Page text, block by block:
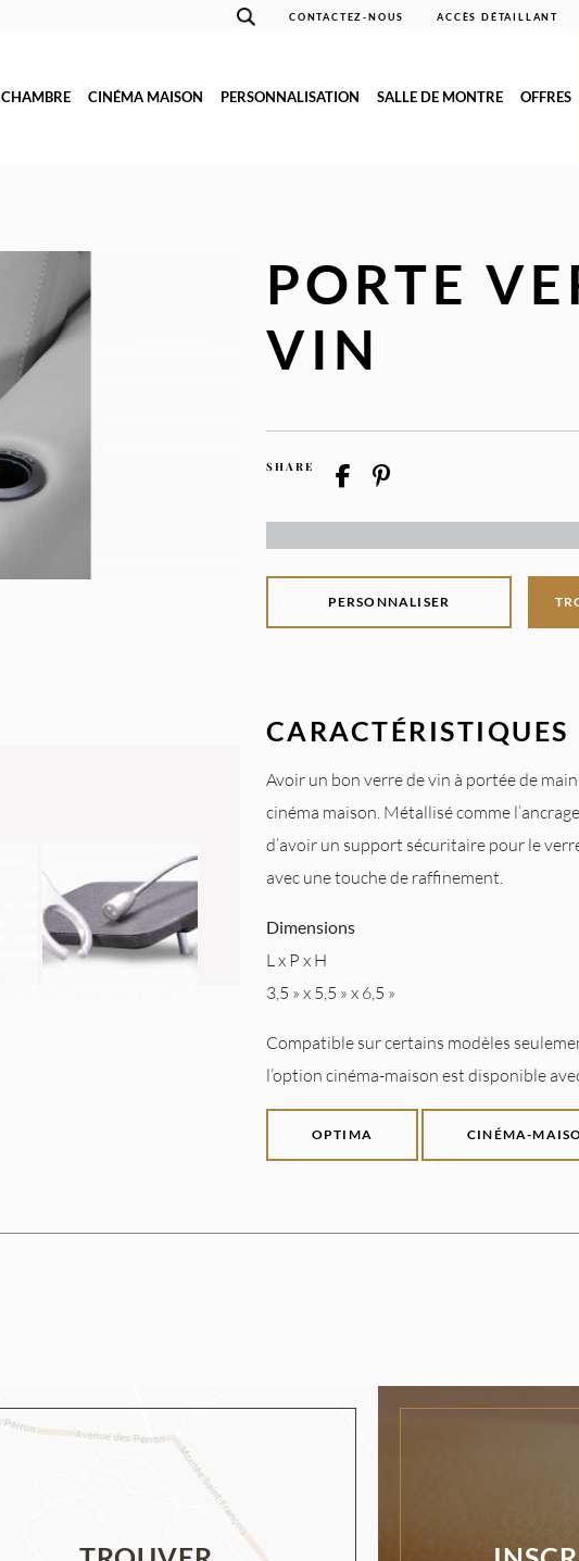
CONTACTEZ-NOUS ACCÈS DÉTAILLANT
CHAMBRE CINÉMA MAISON PERSONNALISATION SALLE DE MONTRE OFFRES
PORTE
VIN
SHARE
PERSONNALISER
CARACTÉRISTIQUES
Avoir un bon verre de vin à portée de
cinéma maison. Métallisé comme
d’avoir un support sécuritaire pour le
avec une touche de raffinement.
Dimensions
L x P x H
3,5 » x 5,5 » x 6,5 »
Compatible sur certains modèles
l’option cinéma-maison est disponible
OPTIMA CINÉMA-